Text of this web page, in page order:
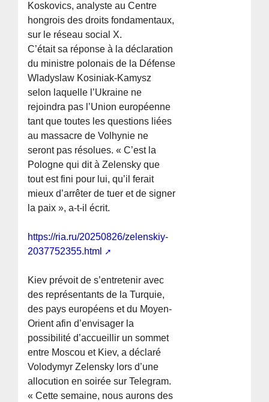
Koskovics, analyste au Centre
hongrois des droits fondamentaux,
sur le réseau social X.
C’était sa réponse à la déclaration
du ministre polonais de la Défense
Wladyslaw Kosiniak-Kamysz
selon laquelle l’Ukraine ne
rejoindra pas l’Union européenne
tant que toutes les questions liées
au massacre de Volhynie ne
seront pas résolues. « C’est la
Pologne qui dit à Zelensky que
tout est fini pour lui, qu’il ferait
mieux d’arrêter de tuer et de signer
la paix », a-t-il écrit.
https://ria.ru/20250826/zelenskiy-
2037752355.html
Kiev prévoit de s’entretenir avec
des représentants de la Turquie,
des pays européens et du Moyen-
Orient afin d’envisager la
possibilité d’accueillir un sommet
entre Moscou et Kiev, a déclaré
Volodymyr Zelensky lors d’une
allocution en soirée sur Telegram.
« Cette semaine, nous aurons des